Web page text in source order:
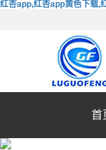
红杏app,红杏app黄色下载,
首